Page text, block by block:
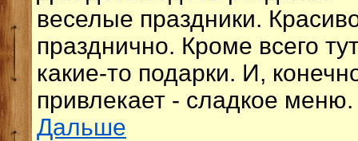
веселые праздники.
празднично. Кроме всего
какие-то подарки. И,
привлекает - сладкое
Дальше